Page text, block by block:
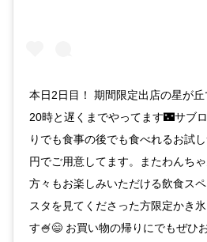
本日2日目！ 期間限定出店の星が
20時と遅くまでやってます🌃サブ
りでも食事の後でも食べれるお試
円でご用意してます。またわんち
方々もお楽しみいただける飲食ス
スタを見てくださった方限定かき
す🍧😄 お買い物の帰りにでもぜひ